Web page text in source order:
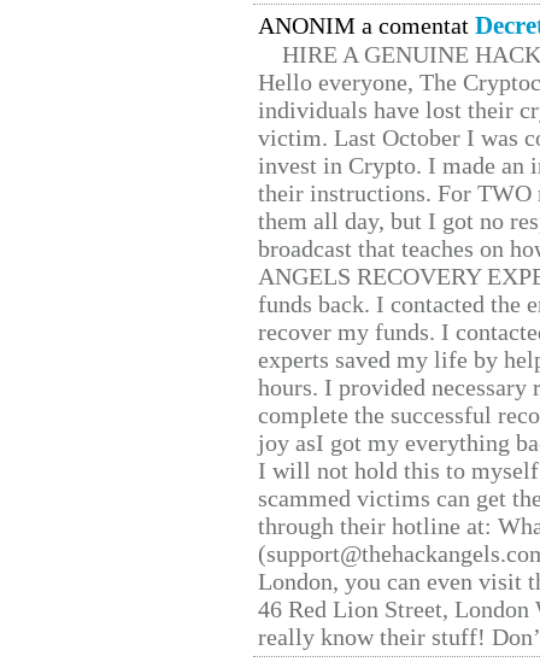
ANONIM a comentat
HIRE A GENUINE
Hello everyone, The
individuals have lost their
victim. Last October I was
invest in Crypto. I made
their instructions. For TWO
them all day, but I got no
broadcast that teaches on
ANGELS RECOVERY
funds back. I contacted the
recover my funds. I
experts saved my life by
hours. I provided
complete the successful
joy asI got my everything
I will not hold this to
scammed victims can get
through their hotline at:
London, you can even visit
46 Red Lion Street, London
really know their stuff!